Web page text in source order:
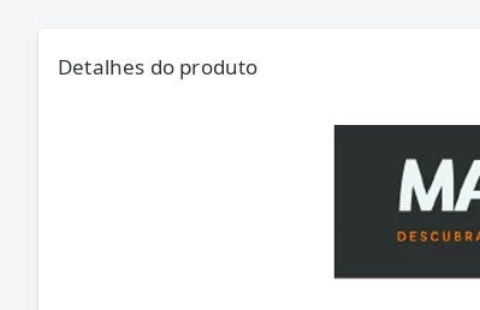
Detalhes do produto